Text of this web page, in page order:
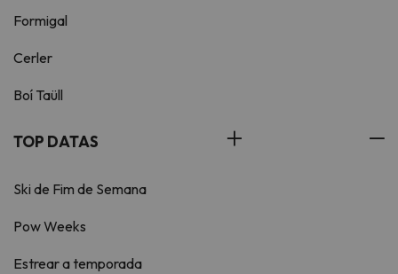
Formigal
Cerler
Boí Taüll
TOP DATAS
Ski de Fim de Semana
Pow Weeks
Estrear a temporada